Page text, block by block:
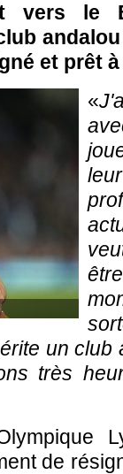
vers le
et prêt
«
un club
très
de